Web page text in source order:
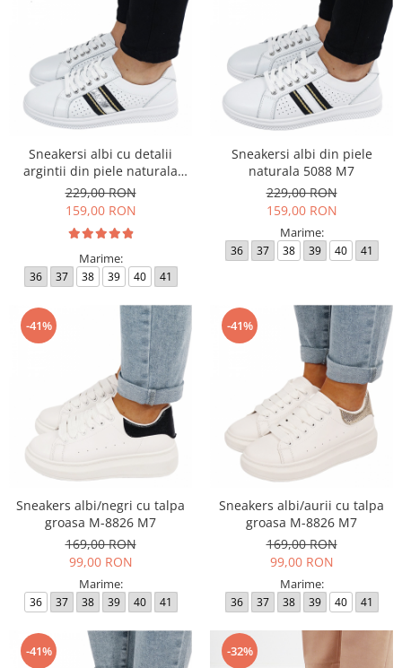
Sneakersi albi cu detalii
argintii din piele naturala
5088 M7
229,00 RON
159,00 RON
Marime:
36 37 38 39 40 41
Sneakersi albi din piele
naturala 5088 M7
229,00 RON
159,00 RON
Marime:
36 37 38 39 40 41
-41%
Sneakers albi/negri cu talpa
groasa M-8826 M7
169,00 RON
99,00 RON
Marime:
36 37 38 39 40 41
-41%
Sneakers albi/aurii cu talpa
groasa M-8826 M7
169,00 RON
99,00 RON
Marime:
36 37 38 39 40 41
-41% -32%